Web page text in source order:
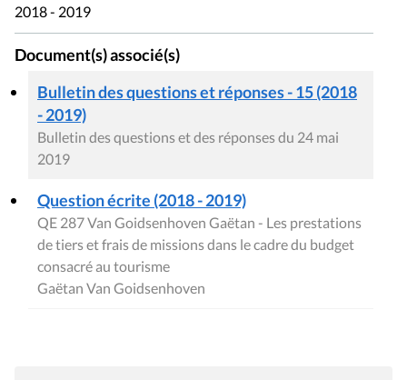
2018 - 2019
Document(s) associé(s)
Bulletin des questions et réponses - 15 (2018
- 2019)
Bulletin des questions et des réponses du 24 mai
2019
Question écrite (2018 - 2019)
QE 287 Van Goidsenhoven Gaëtan - Les prestations
de tiers et frais de missions dans le cadre du budget
consacré au tourisme
Gaëtan Van Goidsenhoven